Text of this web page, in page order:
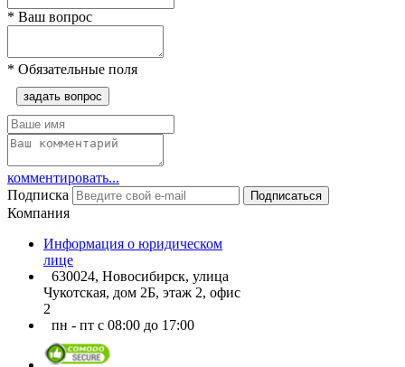
* Ваш вопрос
* Обязательные поля
задать вопрос
комментировать...
Подписка
Подписаться
Компания
Информация о юридическом
лице
630024, Новосибирск, улица
Чукотская, дом 2Б, этаж 2, офис
2
пн - пт с 08:00 до 17:00